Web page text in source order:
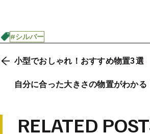
#シルバー
小型でおしゃれ！おすすめ物置3選
自分に合った大きさの物置がわかる
RELATED